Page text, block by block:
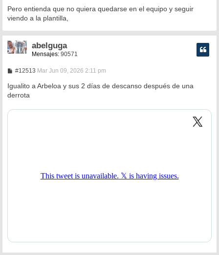
Pero entienda que no quiera quedarse en el equipo y seguir
viendo a la plantilla,
abelguga
Mensajes: 90571
#12513M
n
e
Mar Jun 09, 2026 2:11 pm
Igualito a Arbeloa y sus 2 días de descanso después de una
derrota